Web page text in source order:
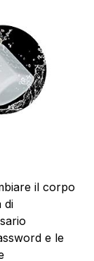
il corpo
di
e le